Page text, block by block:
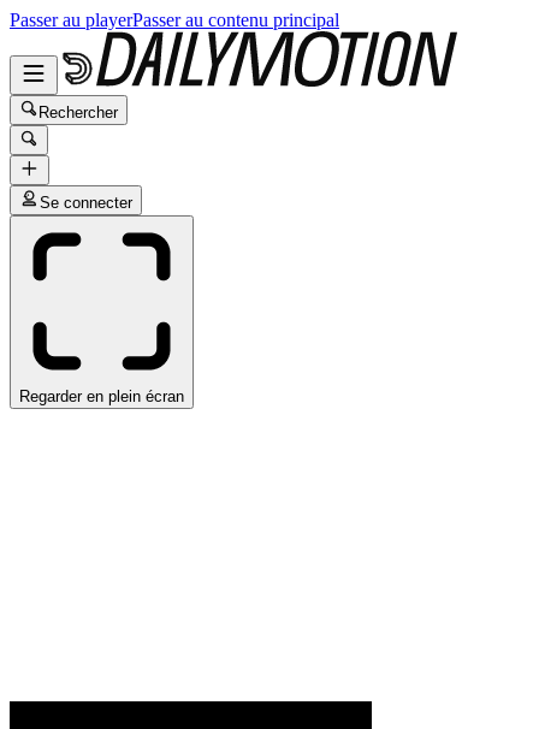
Passer au playerPasser au contenu principal
Rechercher
Se connecter
Regarder en plein écran